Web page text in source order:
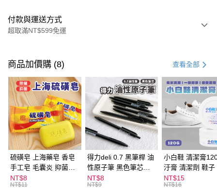
付款與運送方式
超取滿NT$599免運
信用卡一次付款
超商取貨付款
LINE Pay
Apple Pay
街口支付
悠遊付
ATM付款
商品加價購 (8) 查看全部
硫磺皂 上海藥皂 香皂
手工皂 毛囊炎 抑菌除
蟎 清潔護膚 去油去痘
寵物皮膚病 狗狗貓咪
NT$8
NT$11
得力deli 0.7 黑筆桿 油
性原子筆 黑色筆芯
S304
NT$8
NT$9
小白鞋 清潔膏
汙膏 清潔劑 鞋子
漬 白皮鞋 鞋油
NT$15
NT$16